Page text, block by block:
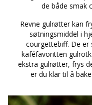
de både smak
Revne gulrøtter kan
søtningsmiddel i
courgettebiff. De er
kaféfavoritten
ekstra gulrøtter, frys
er du klar til å